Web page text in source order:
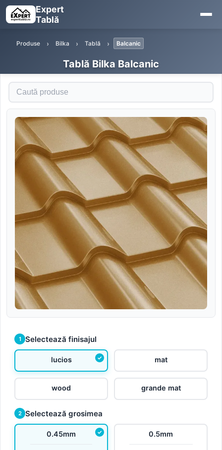
Expert
Tablă
Produse Bilka Tablă Balcanic
Tablă Bilka Balcanic
Caută produse
1 Selectează finisajul
lucios mat
wood grande mat
2 Selectează grosimea
0.45mm 0.5mm